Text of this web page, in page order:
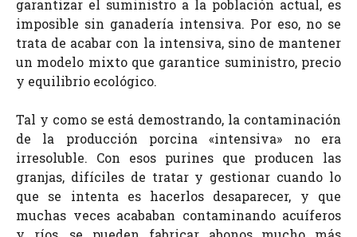
garantizar el suministro a la población actual, es
imposible sin ganadería intensiva. Por eso, no se
trata de acabar con la intensiva, sino de mantener
un modelo mixto que garantice suministro, precio
y equilibrio ecológico.
Tal y como se está demostrando, la contaminación
de la producción porcina «intensiva» no era
irresoluble. Con esos purines que producen las
granjas, difíciles de tratar y gestionar cuando lo
que se intenta es hacerlos desaparecer, y que
muchas veces acababan contaminando acuíferos